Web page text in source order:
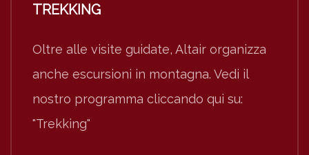
TREKKING
Oltre alle visite guidate, Altair organizza
anche escursioni in montagna. Vedi il
nostro programma cliccando qui su:
"Trekking"